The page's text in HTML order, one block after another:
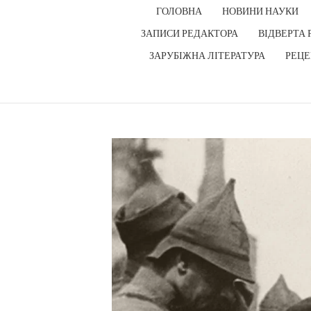
ГОЛОВНА НОВИНИ НАУКИ
ЗАПИСИ РЕДАКТОРА
ВІДВЕРТА
ЗАРУБІЖНА ЛІТЕРАТУРА